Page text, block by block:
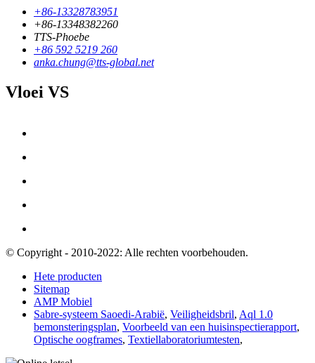
+86-13328783951
+86-13348382260
TTS-Phoebe
+86 592 5219 260
anka.chung@tts-global.net
Vloei VS
© Copyright - 2010-2022: Alle rechten voorbehouden.
Hete producten
Sitemap
AMP Mobiel
Sabre-systeem Saoedi-Arabië, Veiligheidsbril, Aql 1.0
bemonsteringsplan, Voorbeeld van een huisinspectierapport,
Optische oogframes, Textiellaboratoriumtesten,